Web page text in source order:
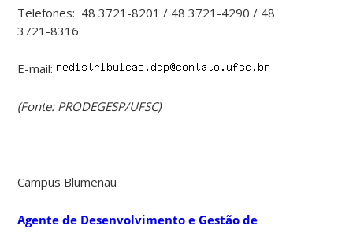
Telefones: 48 3721-8201 / 48 3721-4290 / 48
3721-8316
E-mail:
(Fonte: PRODEGESP/UFSC)
--
Campus Blumenau
Agente de Desenvolvimento e Gestão de